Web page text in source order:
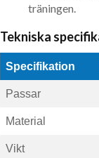
träningen.
Tekniska
Specifikation
Passar
Material
Vikt